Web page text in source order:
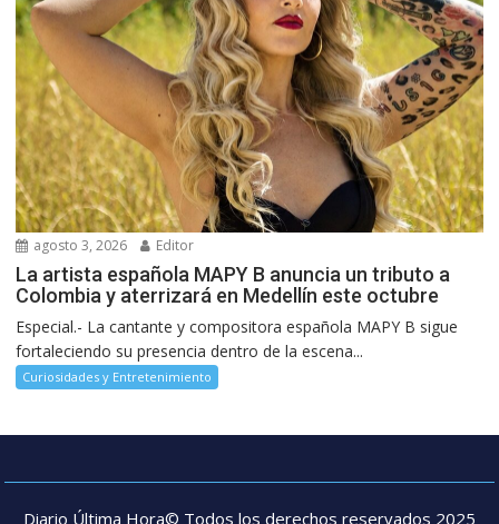
agosto 3, 2026 Editor
La artista española MAPY B anuncia un tributo a
Colombia y aterrizará en Medellín este octubre
Especial.- La cantante y compositora española MAPY B sigue
fortaleciendo su presencia dentro de la escena...
Curiosidades y Entretenimiento
Diario Última Hora© Todos los derechos reservados 2025